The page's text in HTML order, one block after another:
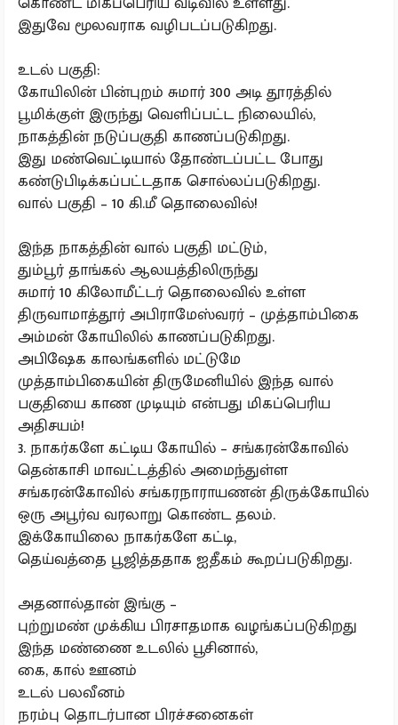
இதுவே மூலவராக வழிபடப்படுகிறது.
உடல் பகுதி:
கோயிலின் பின்புறம் சுமார் 300 அடி தூரத்தில்
பூமிக்குள் இருந்து வெளிப்பட்ட நிலையில்,
நாகத்தின் நடுப்பகுதி காணப்படுகிறது.
இது மண்வெட்டியால் தோண்டப்பட்ட போது
கண்டுபிடிக்கப்பட்டதாக சொல்லப்படுகிறது.
வால் பகுதி – 10 கி.மீ தொலைவில்!
இந்த நாகத்தின் வால் பகுதி மட்டும்,
தும்பூர் தாங்கல் ஆலயத்திலிருந்து
சுமார் 10 கிலோமீட்டர் தொலைவில் உள்ள
திருவாமாத்தூர் அபிராமேஸ்வரர் – முத்தாம்பிகை
அம்மன் கோயிலில் காணப்படுகிறது.
அபிஷேக காலங்களில் மட்டுமே
முத்தாம்பிகையின் திருமேனியில் இந்த வால்
பகுதியை காண முடியும் என்பது மிகப்பெரிய
அதிசயம்!
3. நாகர்களே கட்டிய கோயில் – சங்கரன்கோவில்
தென்காசி மாவட்டத்தில் அமைந்துள்ள
சங்கரன்கோவில் சங்கரநாராயணன் திருக்கோயில்
ஒரு அபூர்வ வரலாறு கொண்ட தலம்.
இக்கோயிலை நாகர்களே கட்டி,
தெய்வத்தை பூஜித்ததாக ஐதீகம் கூறப்படுகிறது.
அதனால்தான் இங்கு –
புற்றுமண் முக்கிய பிரசாதமாக வழங்கப்படுகிறது
இந்த மண்ணை உடலில் பூசினால்,
கை, கால் ஊனம்
உடல் பலவீனம்
நரம்பு தொடர்பான பிரச்சனைகள்